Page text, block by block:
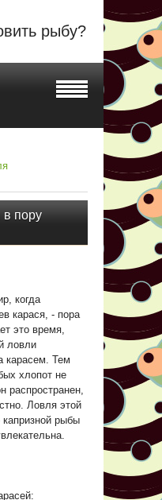
рыбу?
в пору
когда
карася, - пора
это время,
ловли
карасем. Тем
хлопот не
распространен,
Ловля этой
капризной рыбы